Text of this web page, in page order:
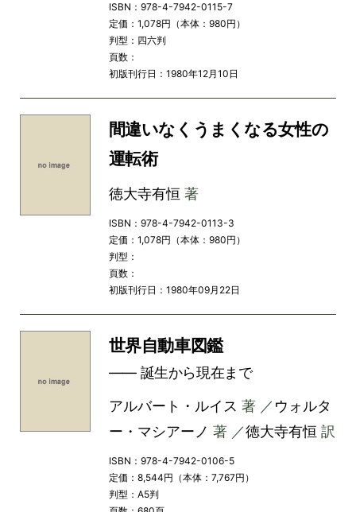
ISBN：978-4-7942-0115-7
定価：1,078円（本体：980円）
判型：四六判
頁数：
初版刊行日：1980年12月10日
間違いなくうまくなる女性の
運転術
徳大寺有恒 著
ISBN：978-4-7942-0113-3
定価：1,078円（本体：980円）
判型：
頁数：
初版刊行日：1980年09月22日
世界自動車図鑑
―― 誕生から現在まで
アルバート・ルイス 著 ／ ウォルタ
ー・マシアーノ 著 ／徳大寺有恒 訳
ISBN：978-4-7942-0106-5
定価：8,544円（本体：7,767円）
判型：A5判